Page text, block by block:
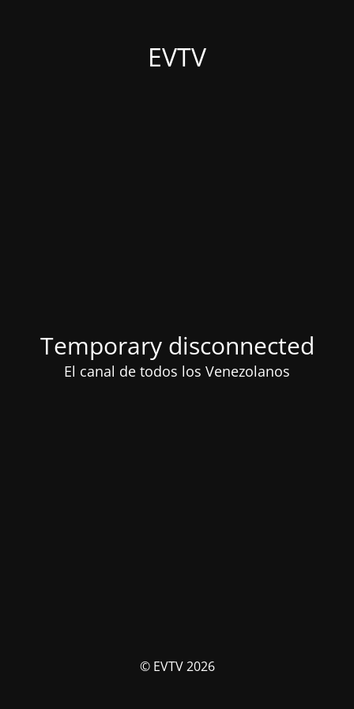
EVTV
Temporary disconnected
El canal de todos los Venezolanos
© EVTV 2026